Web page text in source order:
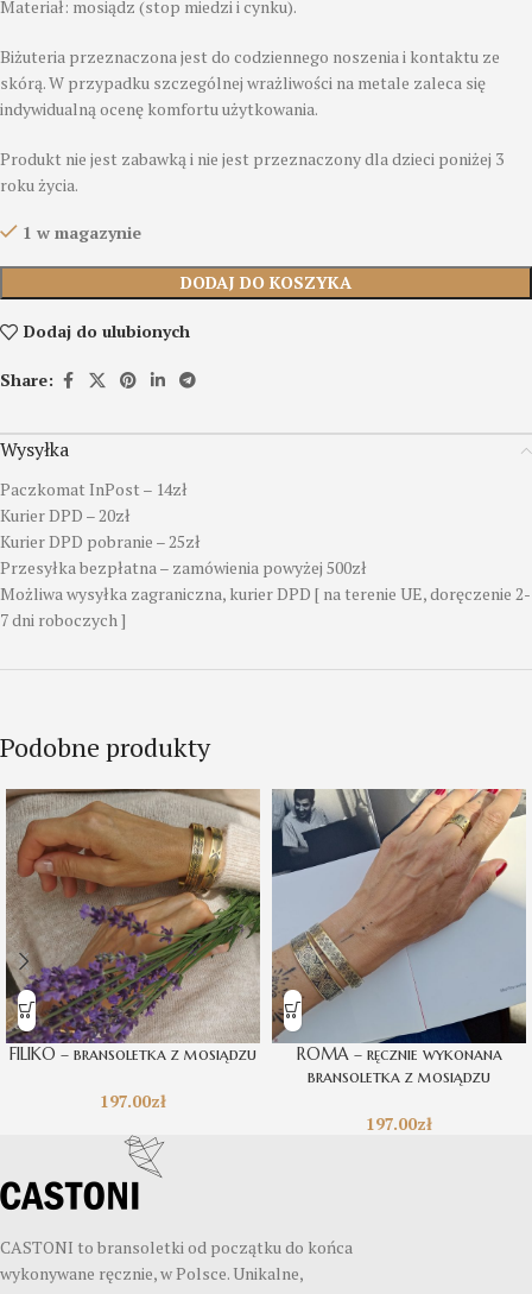
Materiał: mosiądz (stop miedzi i cynku).
Biżuteria przeznaczona jest do codziennego noszenia i kontaktu ze
skórą. W przypadku szczególnej wrażliwości na metale zaleca się
indywidualną ocenę komfortu użytkowania.
Produkt nie jest zabawką i nie jest przeznaczony dla dzieci poniżej 3
roku życia.
1 w magazynie
DODAJ DO KOSZYKA
Dodaj do ulubionych
Share:
Wysyłka
Paczkomat InPost – 14zł
Kurier DPD – 20zł
Kurier DPD pobranie – 25zł
Przesyłka bezpłatna – zamówienia powyżej 500zł
Możliwa wysyłka zagraniczna, kurier DPD [ na terenie UE, doręczenie 2-
7 dni roboczych ]
Podobne produkty
FILIKO – bransoletka z mosiądzu
197.00zł
ROMA – ręcznie wykonana
bransoletka z mosiądzu
197.00zł
CASTONI to bransoletki od początku do końca
wykonywane ręcznie, w Polsce. Unikalne,